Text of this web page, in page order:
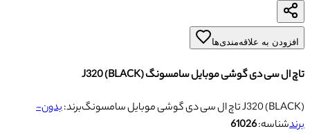
افزودن به علاقه‌مندی‌ها
تاچ ال سی دی گوشی موبایل سامسونگ J320 (BLACK)
تاچ ال سی دی گوشی موبایل سامسونگ J320 (BLACK)
برند:بدون-
برندشناسه:61026